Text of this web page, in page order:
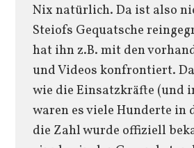
Nix natürlich. Da ist also
Steiofs Gequatsche
hat ihn z.B. mit den
und Videos konfrontiert.
wie die Einsatzkräfte (und
waren es viele Hunderte in
die Zahl wurde offiziell